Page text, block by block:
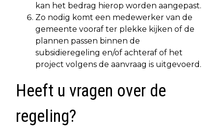
kan het bedrag hierop worden aangepast.
Zo nodig komt een medewerker van de
gemeente vooraf ter plekke kijken of de
plannen passen binnen de
subsidieregeling en/of achteraf of het
project volgens de aanvraag is uitgevoerd.
Heeft u vragen over de
regeling?